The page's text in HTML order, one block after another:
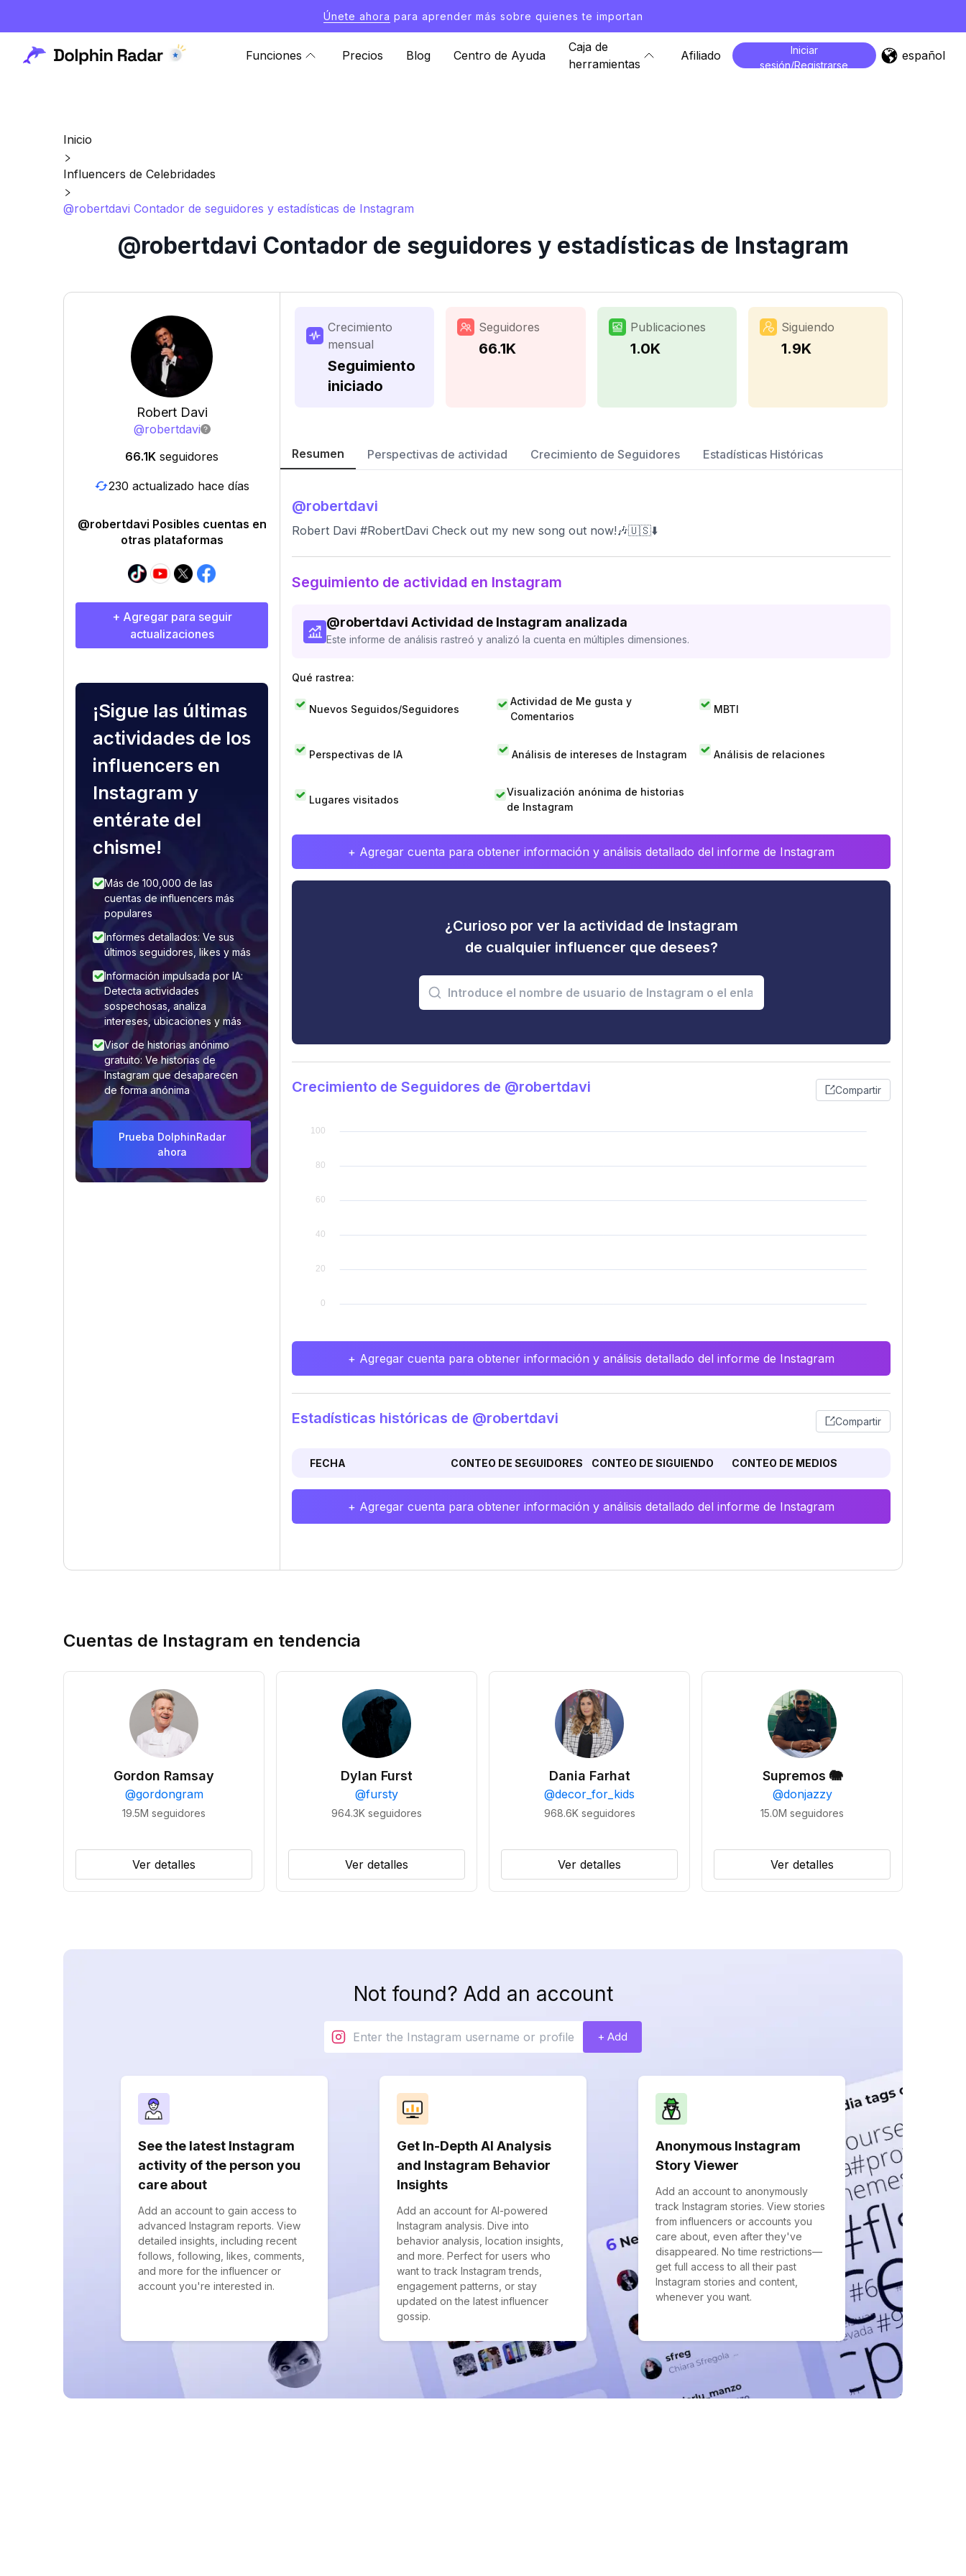
Únete ahora para aprender más sobre quienes te importan
Funciones Precios Blog Centro de Ayuda
Caja de
herramientas
Afiliado
Iniciar
sesión/Registrarse
español
Inicio
Influencers de Celebridades
@robertdavi Contador de seguidores y estadísticas de Instagram
@robertdavi Contador de seguidores y estadísticas de Instagram
Robert Davi
@robertdavi
66.1K seguidores
230 actualizado hace días
@robertdavi Posibles cuentas en
otras plataformas
+ Agregar para seguir
actualizaciones
¡Sigue las últimas
actividades de los
influencers en
Instagram y
entérate del
chisme!
Más de 100,000 de las
cuentas de influencers más
populares
Informes detallados: Ve sus
últimos seguidores, likes y más
Información impulsada por IA:
Detecta actividades
sospechosas, analiza
intereses, ubicaciones y más
Visor de historias anónimo
gratuito: Ve historias de
Instagram que desaparecen
de forma anónima
Prueba DolphinRadar
ahora
Crecimiento
mensual
Seguimiento
iniciado
Seguidores
66.1K
Publicaciones
1.0K
Siguiendo
1.9K
Resumen Perspectivas de actividad Crecimiento de Seguidores Estadísticas Históricas
@robertdavi
Robert Davi #RobertDavi Check out my new song out now!🎶🇺🇸⬇️
Seguimiento de actividad en Instagram
@robertdavi Actividad de Instagram analizada
Este informe de análisis rastreó y analizó la cuenta en múltiples dimensiones.
Qué rastrea:
Nuevos Seguidos/Seguidores
Actividad de Me gusta y
Comentarios
MBTI
Perspectivas de IA Análisis de intereses de Instagram Análisis de relaciones
Lugares visitados
Visualización anónima de historias
de Instagram
+ Agregar cuenta para obtener información y análisis detallado del informe de Instagram
¿Curioso por ver la actividad de Instagram
de cualquier influencer que desees?
Crecimiento de Seguidores de @robertdavi Compartir
+ Agregar cuenta para obtener información y análisis detallado del informe de Instagram
Estadísticas históricas de @robertdavi Compartir
FECHA CONTEO DE SEGUIDORES CONTEO DE SIGUIENDO CONTEO DE MEDIOS
+ Agregar cuenta para obtener información y análisis detallado del informe de Instagram
Cuentas de Instagram en tendencia
Gordon Ramsay
@gordongram
19.5M seguidores
Ver detalles
Dylan Furst
@fursty
964.3K seguidores
Ver detalles
Dania Farhat
@decor_for_kids
968.6K seguidores
Ver detalles
Supremos 🐘
@donjazzy
15.0M seguidores
Ver detalles
Not found? Add an account
+ Add
See the latest Instagram
activity of the person you
care about
Add an account to gain access to
advanced Instagram reports. View
detailed insights, including recent
follows, following, likes, comments,
and more for the influencer or
account you're interested in.
Get In-Depth AI Analysis
and Instagram Behavior
Insights
Add an account for AI-powered
Instagram analysis. Dive into
behavior analysis, location insights,
and more. Perfect for users who
want to track Instagram trends,
engagement patterns, or stay
updated on the latest influencer
gossip.
Anonymous Instagram
Story Viewer
Add an account to anonymously
track Instagram stories. View stories
from influencers or accounts you
care about, even after they've
disappeared. No time restrictions—
get full access to all their past
Instagram stories and content,
whenever you want.